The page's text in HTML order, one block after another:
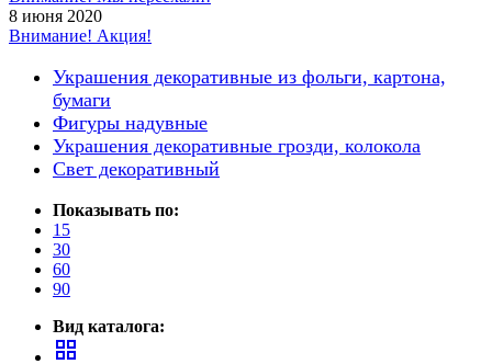
8 июня 2020
Внимание! Акция!
Украшения декоративные из фольги, картона,
бумаги
Фигуры надувные
Украшения декоративные грозди, колокола
Свет декоративный
Показывать по:
15
30
60
90
Вид каталога:
grid_view